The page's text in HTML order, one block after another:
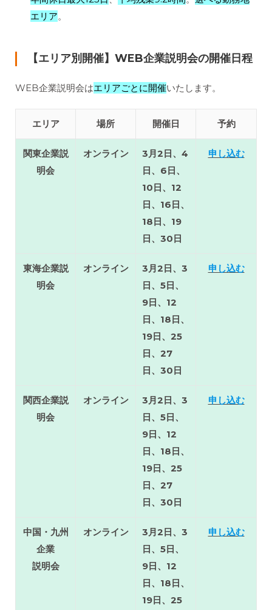
エリア。
【エリア別開催】WEB企業説明会の開催日程
WEB企業説明会はエリアごとに開催いたします。
エリア 場所 開催日 予約
関東企業説
明会
オンライン
3月2日、4
日、6日、
10日、12
日、16日、
18日、19
日、30日
申し込む
東海企業説
明会
オンライン
3月2日、3
日、5日、
9日、12
日、18日、
19日、25
日、27
日、30日
申し込む
関西企業説
明会
オンライン
3月2日、3
日、5日、
9日、12
日、18日、
19日、25
日、27
日、30日
申し込む
中国・九州
企業
説明会
オンライン
3月2日、3
日、5日、
9日、12
日、18日、
19日、25
申し込む